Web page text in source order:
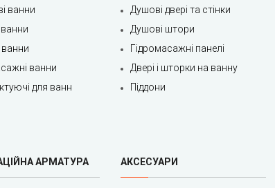
ванни
ванни
ванни
ванни
для ванн
Душові двері та стінки
Душові штори
Гідромасажні панелі
Двері і шторки на ванну
Піддони
АРМАТУРА АКСЕСУАРИ